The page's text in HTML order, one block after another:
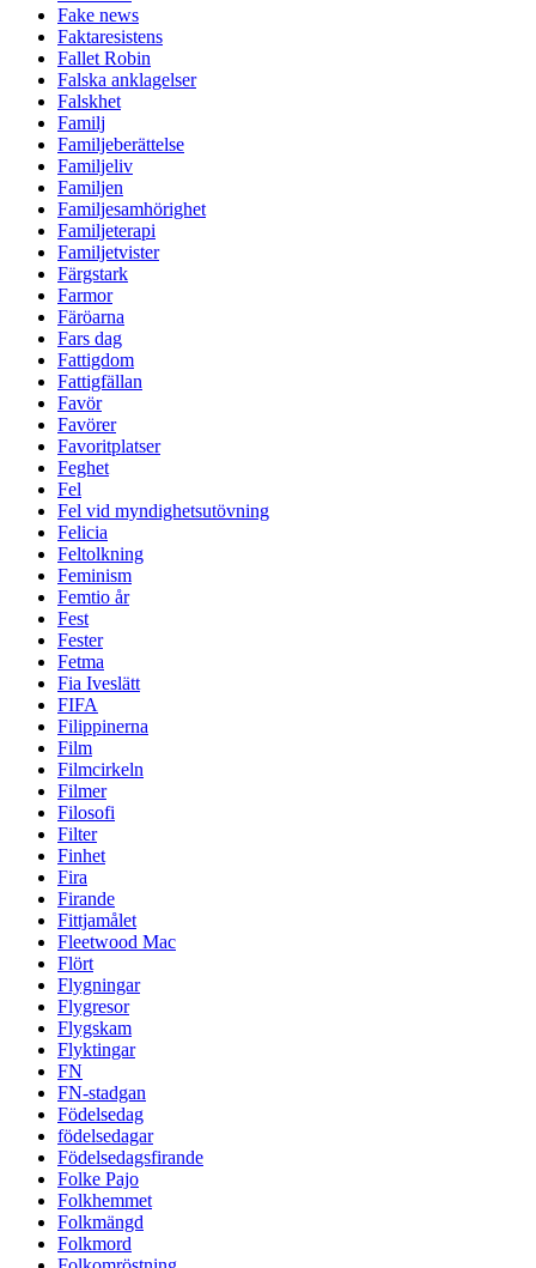
Fake news
Faktaresistens
Fallet Robin
Falska anklagelser
Falskhet
Familj
Familjeberättelse
Familjeliv
Familjen
Familjesamhörighet
Familjeterapi
Familjetvister
Färgstark
Farmor
Färöarna
Fars dag
Fattigdom
Fattigfällan
Favör
Favörer
Favoritplatser
Feghet
Fel
Fel vid myndighetsutövning
Felicia
Feltolkning
Feminism
Femtio år
Fest
Fester
Fetma
Fia Iveslätt
FIFA
Filippinerna
Film
Filmcirkeln
Filmer
Filosofi
Filter
Finhet
Fira
Firande
Fittjamålet
Fleetwood Mac
Flört
Flygningar
Flygresor
Flygskam
Flyktingar
FN
FN-stadgan
Födelsedag
födelsedagar
Födelsedagsfirande
Folke Pajo
Folkhemmet
Folkmängd
Folkmord